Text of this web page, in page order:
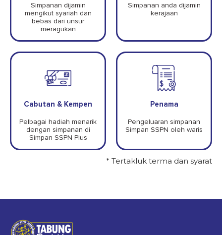
Simpanan dijamin
mengikut syariah dan
bebas dari unsur
meragukan
Simpanan anda dijamin
kerajaan
Cabutan & Kempen
Pelbagai hadiah menarik
dengan simpanan di
Simpan SSPN Plus
Penama
Pengeluaran simpanan
Simpan SSPN oleh waris
* Tertakluk terma dan syarat